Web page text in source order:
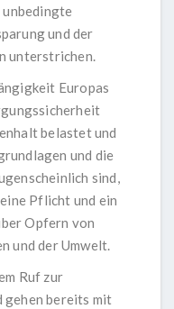
unbedingte
und der
unterstrichen.
Europas
belastet und
und die
sind,
Pflicht und ein
Opfern von
und der Umwelt.
Ruf zur
gehen bereits mit